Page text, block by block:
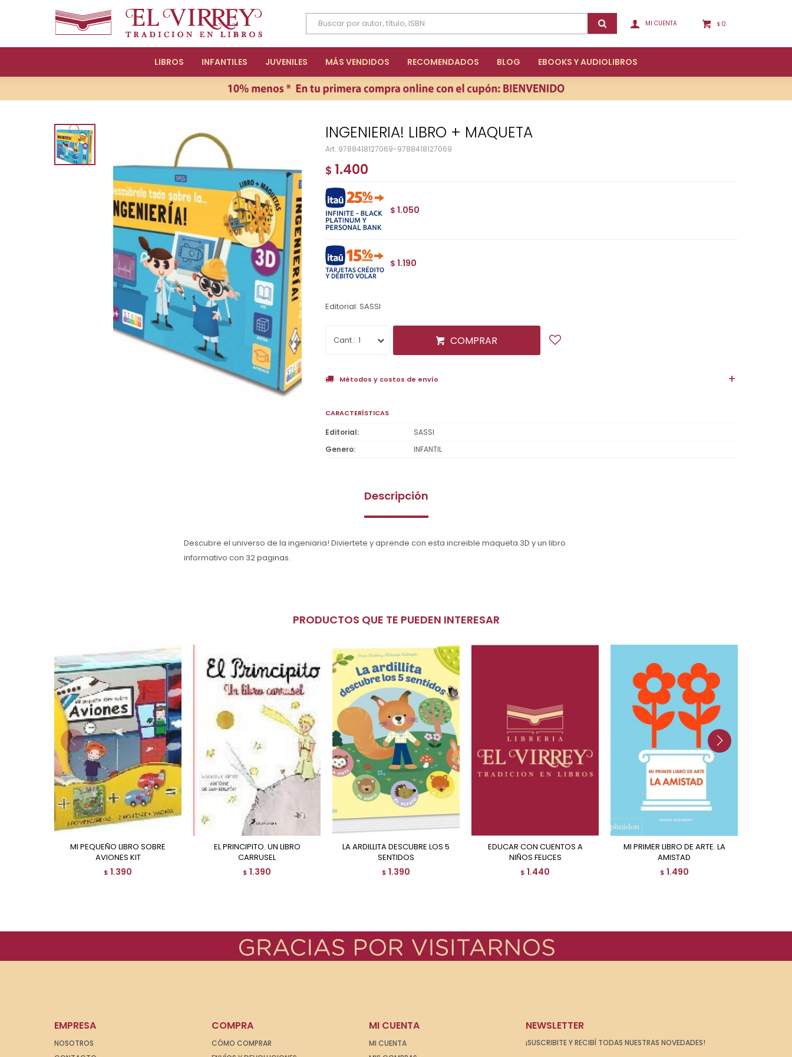
LIBROS INFANTILES JUVENILES MÁS VENDIDOS RECOMENDADOS BLOG EBOOKS Y AUDIOLIBROS
$ 0
INGENIERIA! LIBRO + MAQUETA
9788418127069-9788418127069
$ 1.400
$ 1.050
$ 1.190
Editorial: SASSI
1 COMPRAR
Métodos y costos de envío
CARACTERÍSTICAS
Editorial
SASSI
Genero
INFANTIL
Descripción
Descubre el universo de la ingeniaria! Diviertete y aprende con esta increible maqueta 3D y un libro
informativo con 32 paginas.
PRODUCTOS QUE TE PUEDEN INTERESAR
MI PEQUEÑO LIBRO SOBRE
AVIONES KIT
$ 1.390
EL PRINCIPITO. UN LIBRO
CARRUSEL
$ 1.390
LA ARDILLITA DESCUBRE LOS 5
SENTIDOS
$ 1.390
EDUCAR CON CUENTOS A
NIÑOS FELICES
$ 1.440
MI PRIMER LIBRO DE ARTE. LA
AMISTAD
$ 1.490
EMPRESA
NOSOTROS
COMPRA
CÓMO COMPRAR
MI CUENTA
MI CUENTA
NEWSLETTER
¡SUSCRIBITE Y RECIBÍ TODAS NUESTRAS NOVEDADES!